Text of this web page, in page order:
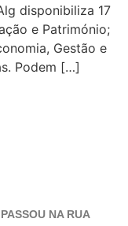
disponibiliza 17
e Património;
Gestão e
Podem […]
PASSOU NA RUA